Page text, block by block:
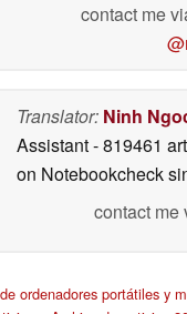
contact me
Translator: Ninh
Assistant- 819461
on Notebookcheck
contact me
ordenadores portátiles y